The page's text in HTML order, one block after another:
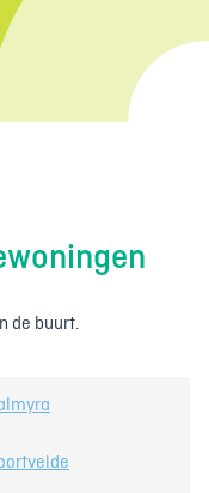
de buurt.